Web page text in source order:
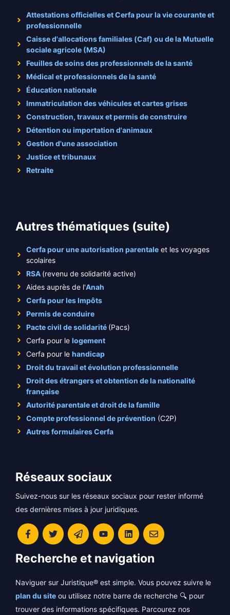
Attestations officielles et Cerfa pour la vie courante et
professionnelle
Caisse d'allocations familiales (Caf) ou de la Mutuelle
sociale agricole (MSA)
Feuilles de soins des professionnels de la santé
Médical et professionnels de la santé
Éducation nationale
Immatriculation des véhicules et cartes grises
Construction, travaux et permis de construire
Détention ou importation d'animaux
Gestion d'une association
Justice et tribunaux
Retraite
Autres thématiques (suite)
Cerfa pour une autorisation parentale et les voyages
scolaires
RSA (revenu de solidarité active)
Aides auprès de l'Anah
Cerfa pour les Impôts
Permis de conduire
Pacte civil de solidarité (Pacs)
Cerfa pour le logement
Cerfa pour le handicap
Droit du travail et évolution professionnelle
Droit des étrangers et obtention de la nationalité
française
Autorité parentale et droit de la famille
Compte professionnel de prévention (C2P)
Autres formulaires Cerfa
Réseaux sociaux
Suivez-nous sur les réseaux sociaux pour rester informé
des dernières mises à jour juridiques.
Recherche et navigation
Naviguer sur Juristique® est simple. Vous pouvez suivre le
plan du site ou utilisez notre barre de recherche 🔍 pour
trouver des informations spécifiques. Parcourez nos